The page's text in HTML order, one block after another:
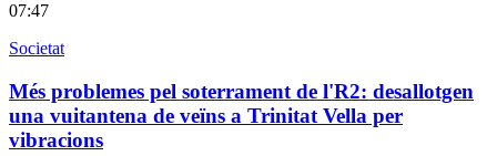
07:47
Societat
Més problemes pel soterrament de l'R2: desallotgen
una vuitantena de veïns a Trinitat Vella per
vibracions